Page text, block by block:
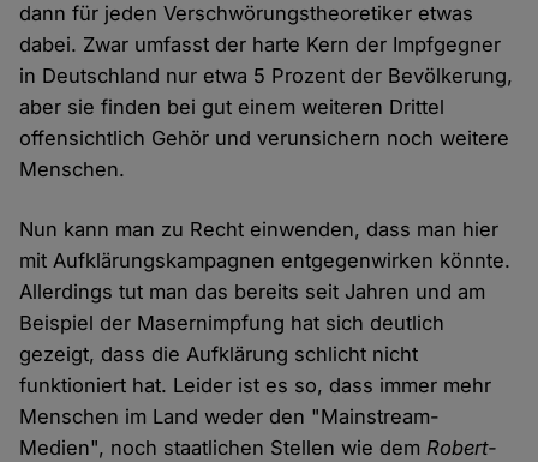
dann für jeden Verschwörungstheoretiker etwas
dabei. Zwar umfasst der harte Kern der Impfgegner
in Deutschland nur etwa 5 Prozent der Bevölkerung,
aber sie finden bei gut einem weiteren Drittel
offensichtlich Gehör und verunsichern noch weitere
Menschen.
Nun kann man zu Recht einwenden, dass man hier
mit Aufklärungskampagnen entgegenwirken könnte.
Allerdings tut man das bereits seit Jahren und am
Beispiel der Masernimpfung hat sich deutlich
gezeigt, dass die Aufklärung schlicht nicht
funktioniert hat. Leider ist es so, dass immer mehr
Menschen im Land weder den "Mainstream-
Medien", noch staatlichen Stellen wie demRobert-